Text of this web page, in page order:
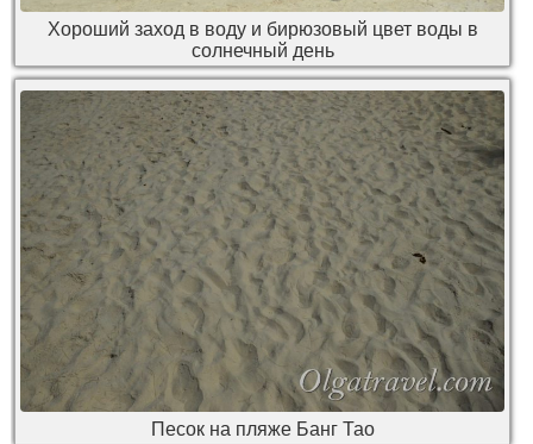
Хороший заход в воду и бирюзовый цвет воды в
солнечный день
Песок на пляже Банг Тао